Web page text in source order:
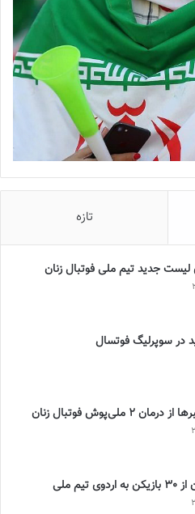
تازه
جدید تيم ملى فوتبال زنان
در سوپرلیگ فوتسال
۲ ملی‌پوش فوتبال زنان
ملی